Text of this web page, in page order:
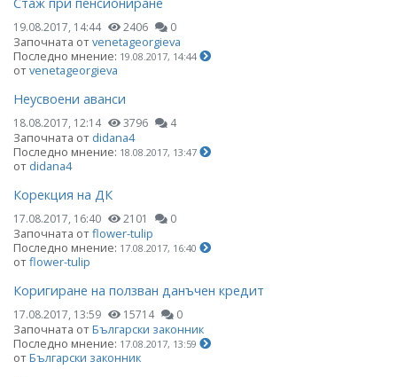
19.08.2017, 14:44 2406 0
Започната отvenetageorgieva
Последно мнение: 19.08.2017, 14:44
отvenetageorgieva
Неусвоени аванси
18.08.2017, 12:14 3796 4
Започната от didana4
Последно мнение: 18.08.2017, 13:47
от didana4
Корекция на ДК
17.08.2017, 16:40 2101 0
Започната отflower-tulip
Последно мнение: 17.08.2017, 16:40
отflower-tulip
Коригиране на ползван данъчен кредит
17.08.2017, 13:59 15714 0
Започната отБългарски законник
Последно мнение: 17.08.2017, 13:59
отБългарски законник